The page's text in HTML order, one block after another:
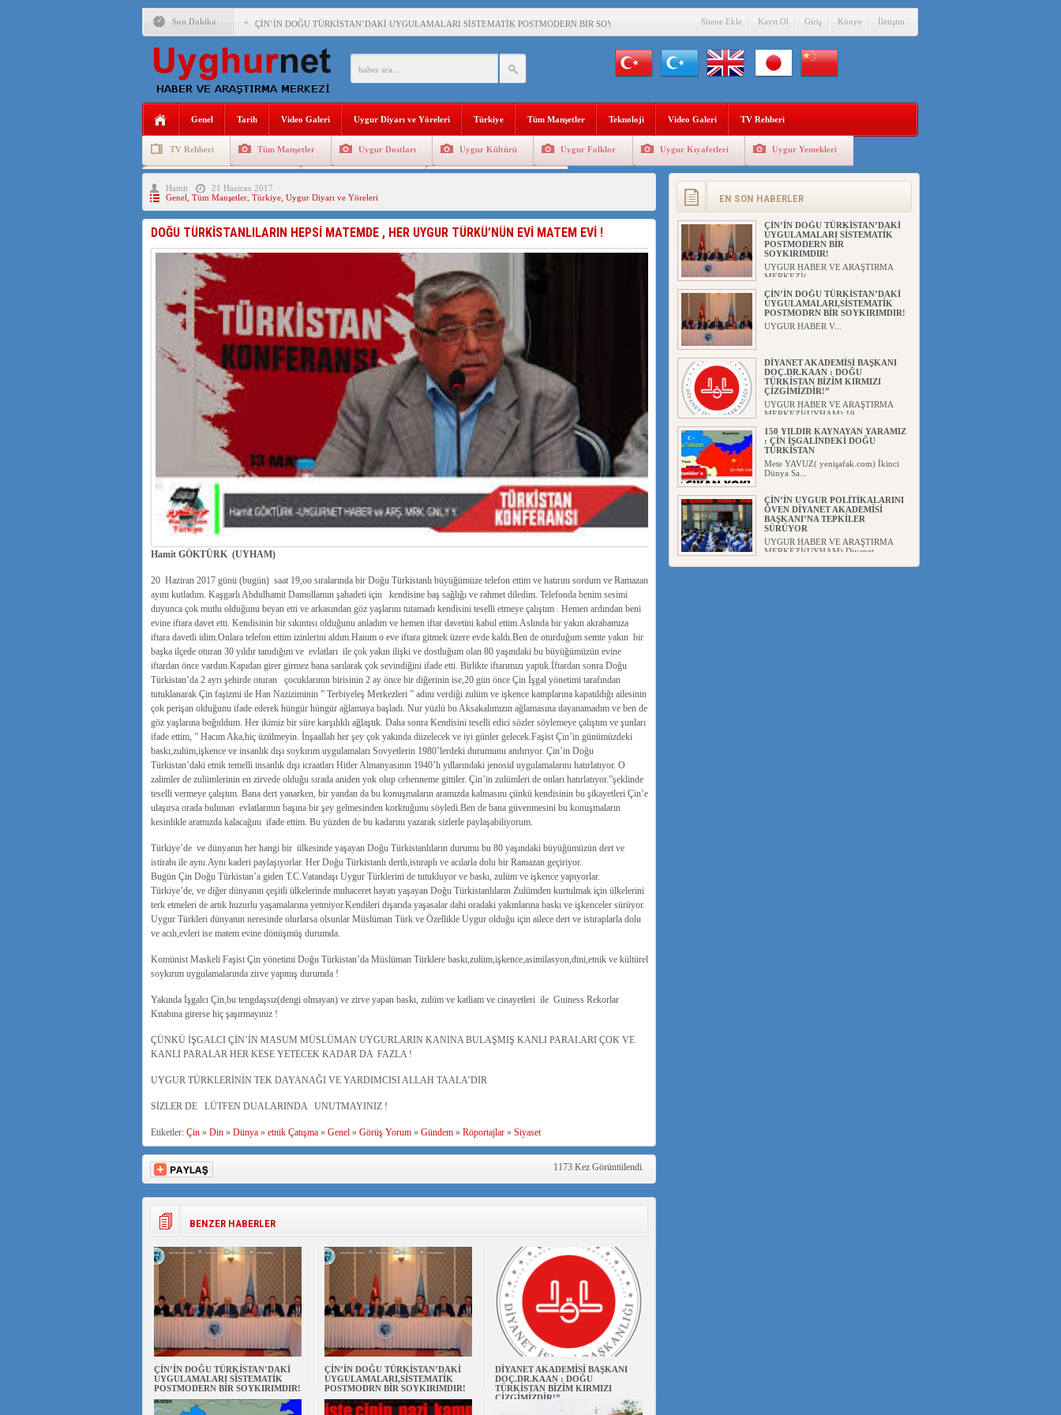
Son Dakika ÇİN’İN DOĞU TÜRKİSTAN’DAKİ UYGULAMALARI SİSTEMATİK POSTMODERN BİR SOYKIRIMDIR!
ÇİN’İN DOĞU TÜRKİSTAN’DAKİ UYGULAMALARI,SİSTEMATİK POSTMODRN BİR SOYKIRIMDIR!
DİYANET AKADEMİSİ BAŞKANI DOÇ.DR.KAAN : DOĞU TÜRKİSTAN BİZİM KIRMIZI ÇİZGİMİZDİR!”
150 YILDIR KAYNAYAN YARAMIZ : ÇİN İŞGALİNDEKİ DOĞU TÜRKİSTAN
ÇİN’İN UYGUR POLİTİKALARINI ÖVEN DİYANET AKADEMİSİ BAŞKANI’NA TEPKİLER SÜRÜYOR
ÇİN’İN ANKARA BÜYÜKELÇİSİ JİANG’İN TRABZON ZİYARETİ
İŞGALCİ ÇİN’DEN “FETİHLER SULTANI MEHMET”DİZİSİNE GARİP SANSÜR VE HADSIZ İHTAR
İŞGALCİ ÇİN,DOĞU TÜRKİSTAN’DA EN AZ 143 BİN UYGUR ÇOCUĞU AİLELERİNDEN KOPARDI
Sitene Ekle Kayıt Ol Giriş Künye İletişim
Genel Tarih Video Galeri Uygur Diyarı ve Yöreleri Türkiye Tüm Manşetler Teknoloji Video Galeri TV Rehberi
TV Rehberi Tüm Manşetler Uygur Dostları Uygur Kültürü Uygur Folklor Uygur Kıyafetleri Uygur Yemekleri
Uygurlarda Düğün ve Cenaze
Hamit
21 Haziran 2017
Genel Tüm Manşetler, Türkiye, Uygur Diyarı ve Yöreleri
DOĞU TÜRKİSTANLILARIN HEPSİ MATEMDE , HER UYGUR TÜRKÜ’NÜN EVİ MATEM EVİ !
Hamit GÖKTÜRK (UYHAM)
20 Haziran 2017 günü (bugün) saat 19,oo sıralarında bir Doğu Türkistanlı büyüğümüze telefon ettim ve hatırını sordum ve Ramazan
ayını kutladım. Kaşgarlı Abdulhamit Damollamın şahadeti için kendisine baş sağlığı ve rahmet diledim. Telefonda benim sesimi
duyunca çok mutlu olduğunu beyan etti ve arkasından göz yaşlarını tutamadı kendisini teselli etmeye çalıştım . Hemen ardından beni
evine iftara davet etti. Kendisinin bir sıkıntısı olduğunu anladım ve hemen iftar davetini kabul ettim.Aslında bir yakın akrabamıza
iftara davetli idim.Onlara telefon ettim izinlerini aldım.Hanım o eve iftara gitmek üzere evde kaldı.Ben de oturduğum semte yakın bir
başka ilçede oturan 30 yıldır tanıdığım ve evlatları ile çok yakın ilişki ve dostluğum olan 80 yaşındaki bu büyüğümüzün evine
iftardan önce vardım.Kapıdan girer girmez bana sarılarak çok sevindiğini ifade etti. Birlikte iftarımızı yaptık.İftardan sonra Doğu
Türkistan’da 2 ayrı şehirde oturan çocuklarının birisinin 2 ay önce bir diğerinin ise,20 gün önce Çin İşgal yönetimi tarafından
tutuklanarak Çin faşizmi ile Han Naziziminin ” Terbiyeleş Merkezleri ” adını verdiği zulüm ve işkence kamplarına kapatıldığı ailesinin
çok perişan olduğunu ifade ederek hüngür hüngür ağlamaya başladı. Nur yüzlü bu Aksakalımızın ağlamasına dayanamadım ve ben de
göz yaşlarına boğuldum. Her ikimiz bir süre karşılıklı ağlaştık. Daha sonra Kendisini teselli edici sözler söylemeye çalıştım ve şunları
ifade ettim, ” Hacım Aka,hiç üzülmeyin. İnşaallah her şey çok yakında düzelecek ve iyi günler gelecek.Faşist Çin’in günümüzdeki
baskı,zulüm,işkence ve insanlık dışı soykırım uygulamaları Sovyetlerin 1980’lerdeki durumunu andırıyor. Çin’in Doğu
Türkistan’daki etnik temelli insanlık dışı icraatları Hitler Almanyasının 1940’lı yıllarındaki jenosid uygulamalarını hatırlatıyor. O
zalimler de zulümlerinin en zirvede olduğu sırada aniden yok olup cehenneme gittiler. Çin’in zulümleri de onları hatırlatıyor.”şeklinde
teselli vermeye çalıştım. Bana dert yanarken, bir yandan da bu konuşmaların aramızda kalmasını çünkü kendisinin bu şikayetleri Çin’e
ulaşırsa orada bulunan evlatlarının başına bir şey gelmesinden korktuğunu söyledi.Ben de bana güvenmesini bu konuşmaların
kesinlikle aramızda kalacağını ifade ettim. Bu yüzden de bu kadarını yazarak sizlerle paylaşabiliyorum.
Türkiye’de ve dünyanın her hangi bir ülkesinde yaşayan Doğu Türkistanlıların durumu bu 80 yaşındaki büyüğümüzün dert ve
istirabı ile aynı.Aynı kaderi paylaşıyorlar. Her Doğu Türkistanlı dertlı,istıraplı ve acılarla dolu bir Ramazan geçiriyor.
Bugün Çin Doğu Türkistan’a giden T.C.Vatandaşı Uygur Türklerini de tutukluyor ve baskı, zulüm ve işkence yapıyorlar.
Türkiye’de, ve diğer dünyanın çeşitli ülkelerinde muhaceret hayatı yaşayan Doğu Türkistanlıların Zulümden kurtulmak için ülkelerini
terk etmeleri de artık huzurlu yaşamalarına yetmiyor.Kendileri dışarıda yaşasalar dahi oradaki yakınlarına baskı ve işkenceler sürüyor.
Uygur Türkleri dünyanın neresinde olurlarsa olsunlar Müslüman Türk ve Özellikle Uygur olduğu için ailece dert ve istıraplarla dolu
ve acılı,evleri ise matem evine dönüşmüş durumda.
Komünist Maskeli Faşist Çin yönetimi Doğu Türkistan’da Müslüman Türklere baskı,zulüm,işkence,asimilasyon,dini,etnik ve kültürel
soykırım uygulamalarında zirve yapmış durumda !
Yakında İşgalcı Çin,bu tengdaşsız(dengi olmayan) ve zirve yapan baskı, zulüm ve katliam ve cinayetleri ile Guiness Rekorlar
Kıtabına girerse hiç şaşırmayınız !
ÇÜNKÜ İŞGALCI ÇİN’İN MASUM MÜSLÜMAN UYGURLARIN KANINA BULAŞMIŞ KANLI PARALARI ÇOK VE
KANLI PARALAR HER KESE YETECEK KADAR DA FAZLA !
UYGUR TÜRKLERİNİN TEK DAYANAĞI VE YARDIMCISI ALLAH TAALA’DIR
SİZLER DE LÜTFEN DUALARINDA UNUTMAYINIZ !
Etiketler: Çin» Din» Dünya» etnik Çatışma» Genel» Görüş Yorum» Gündem» Röportajlar» Siyaset
1173 Kez Görüntülendi.
BENZER HABERLER
ÇİN’İN DOĞU TÜRKİSTAN’DAKİ
UYGULAMALARI SİSTEMATİK
POSTMODERN BİR SOYKIRIMDIR!
ÇİN’İN DOĞU TÜRKİSTAN’DAKİ
UYGULAMALARI,SİSTEMATİK
POSTMODRN BİR SOYKIRIMDIR!
DİYANET AKADEMİSİ BAŞKANI
DOÇ.DR.KAAN : DOĞU
TÜRKİSTAN BİZİM KIRMIZI
ÇİZGİMİZDİR!”
EN SON HABERLER
ÇİN’İN DOĞU TÜRKİSTAN’DAKİ
UYGULAMALARI SİSTEMATİK
POSTMODERN BİR
SOYKIRIMDIR!
UYGUR HABER VE ARAŞTIRMA
MERKEZİ(...
ÇİN’İN DOĞU TÜRKİSTAN’DAKİ
UYGULAMALARI,SİSTEMATİK
POSTMODRN BİR SOYKIRIMDIR!
UYGUR HABER V...
DİYANET AKADEMİSİ BAŞKANI
DOÇ.DR.KAAN : DOĞU
TÜRKİSTAN BİZİM KIRMIZI
ÇİZGİMİZDİR!”
UYGUR HABER VE ARAŞTIRMA
MERKEZİ(UYHAM) 19...
150 YILDIR KAYNAYAN YARAMIZ
: ÇİN İŞGALİNDEKİ DOĞU
TÜRKİSTAN
Mete YAVUZ( yenişafak.com) İkinci
Dünya Sa...
ÇİN’İN UYGUR POLİTİKALARINI
ÖVEN DİYANET AKADEMİSİ
BAŞKANI’NA TEPKİLER
SÜRÜYOR
UYGUR HABER VE ARAŞTIRMA
MERKEZİ(UYHAM) Diyanet
MHP’DEN URUMÇİ KATLİAMI